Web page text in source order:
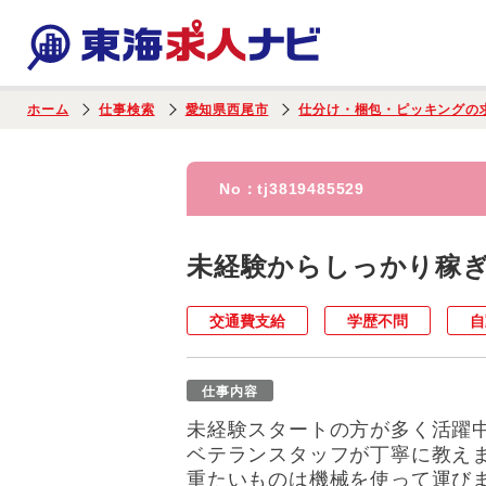
ホーム 仕事検索 愛知県西尾市 仕分け・梱包・ピッキングの
No：tj3819485529
未経験からしっかり稼
交通費支給 学歴不問
仕事内容
未経験スタートの方が多く活躍
ベテランスタッフが丁寧に教え
重たいものは機械を使って運び